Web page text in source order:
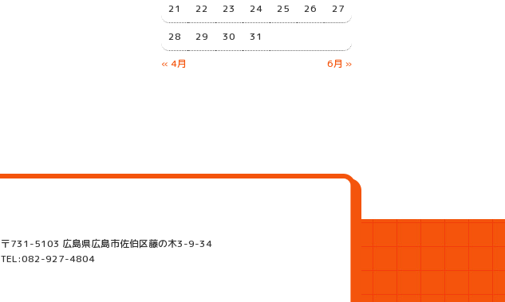
« 4月 6月 »
21 22 23 24 25 26 27
28 29 30 31
〒731-5103 広島県広島市佐伯区藤の木3-9-34
TEL:082-927-4804